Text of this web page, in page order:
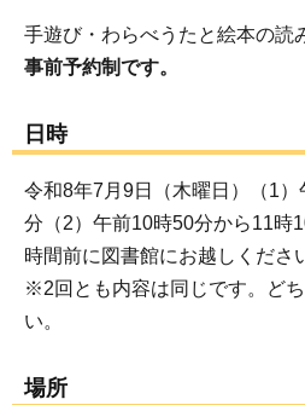
手遊び・わらべうたと絵本の読
事前予約制です。
日時
令和8年7月9日（木曜日）（1
分（2）午前10時50分から11時
時間前に図書館にお越しくださ
※2回とも内容は同じです。ど
い。
場所